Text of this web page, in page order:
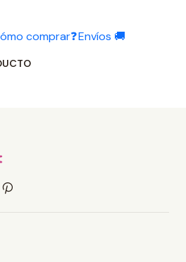
comprar❓Envíos 🚚